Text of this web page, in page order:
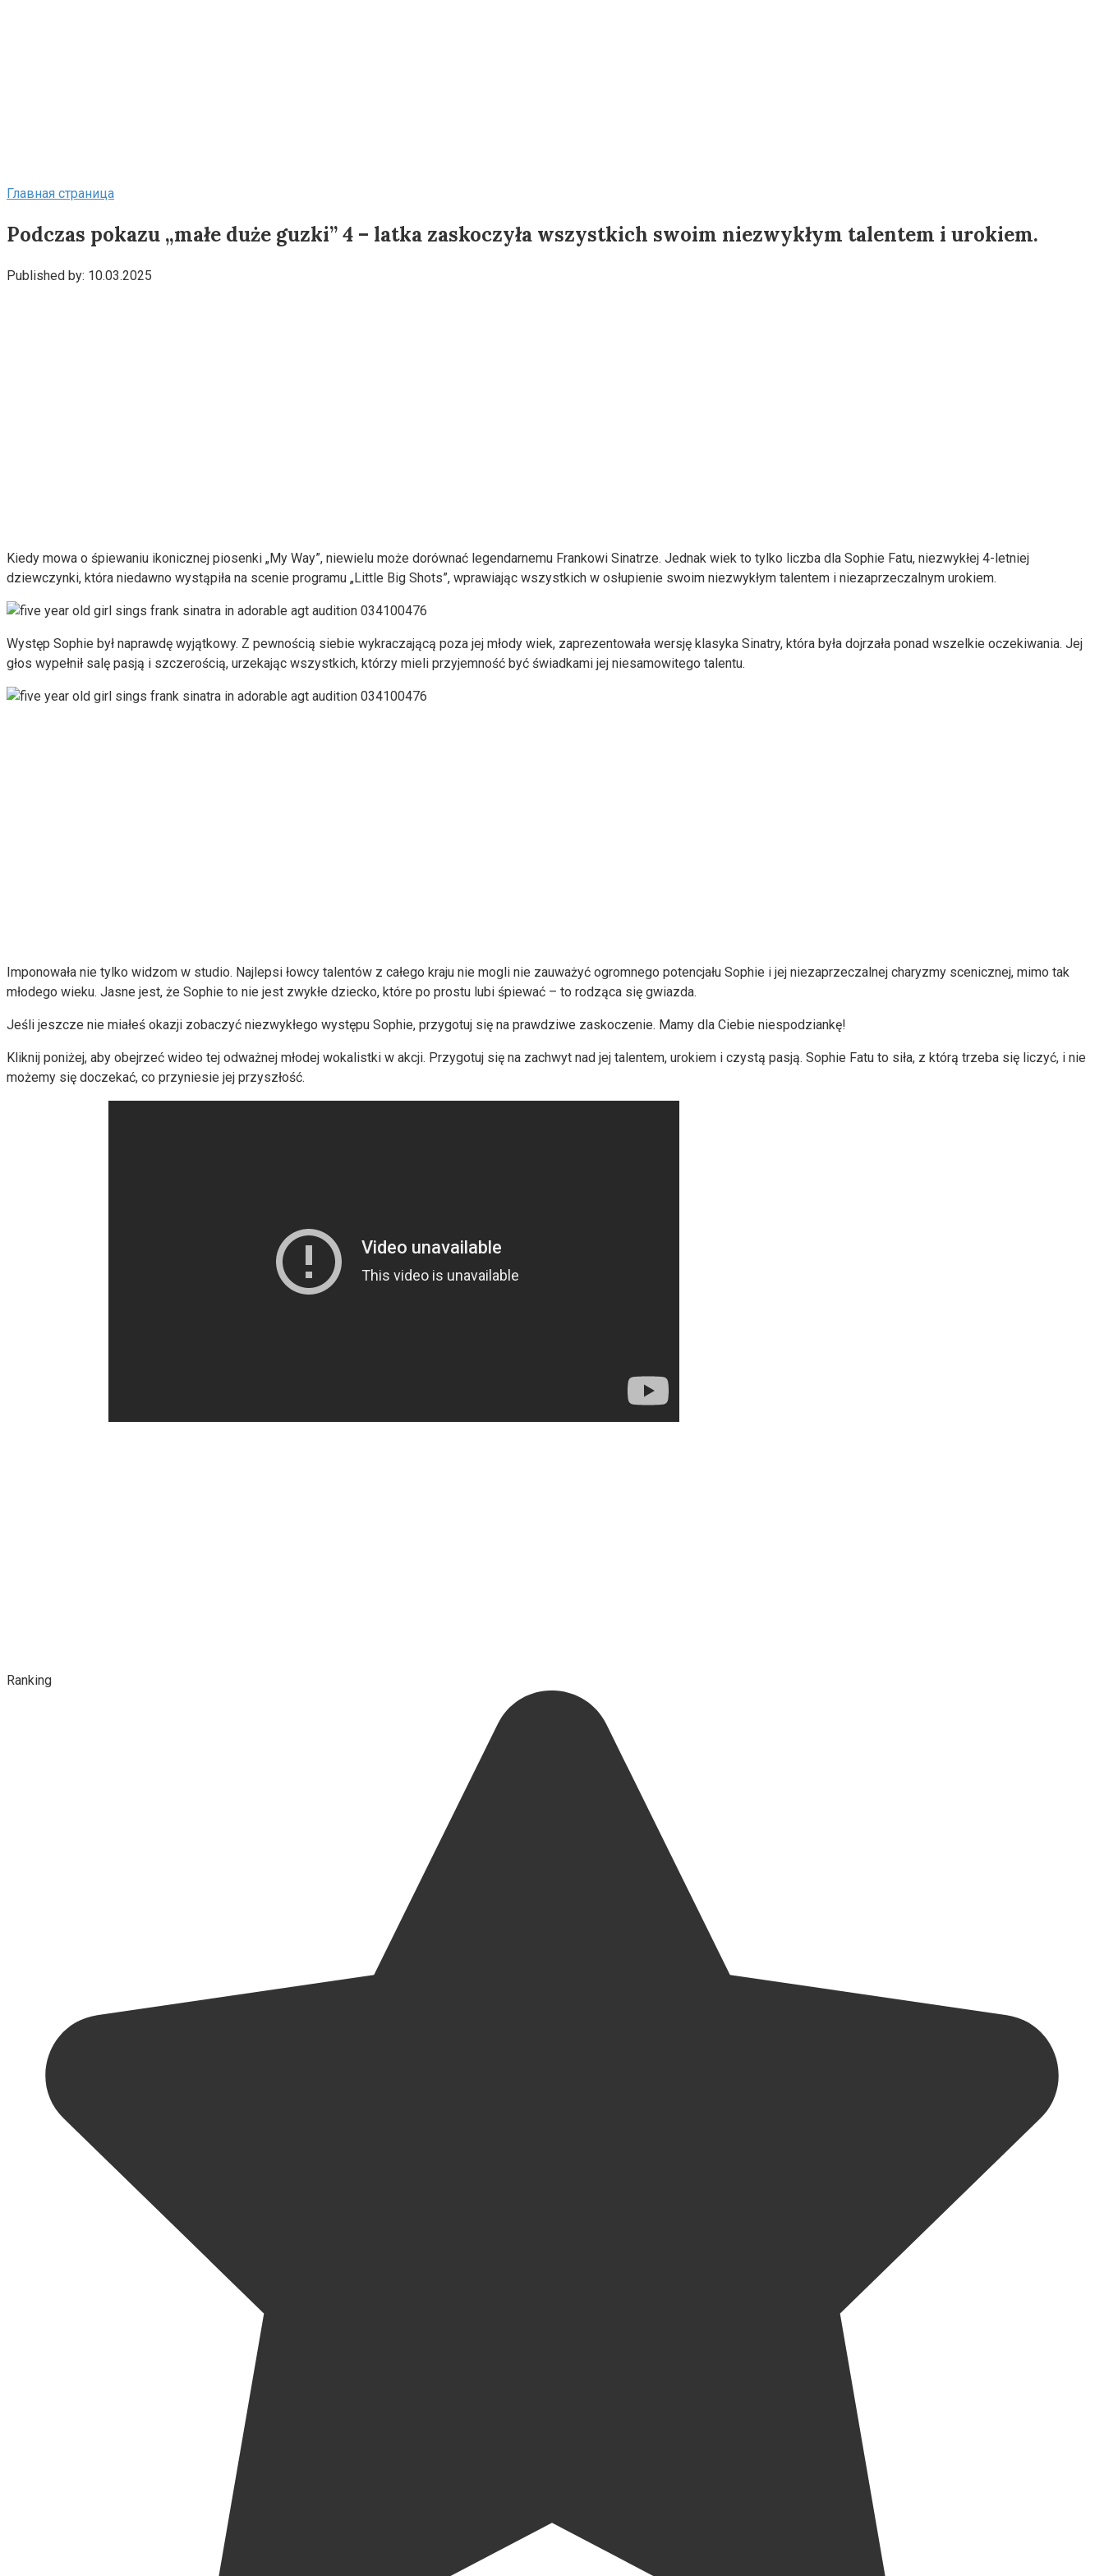
Главная страница
Podczas pokazu „małe duże guzki” 4 – latka zaskoczyła wszystkich swoim niezwykłym talentem i urokiem.
Published by: 10.03.2025
Kiedy mowa o śpiewaniu ikonicznej piosenki „My Way”, niewielu może dorównać legendarnemu Frankowi Sinatrze. Jednak wiek to tylko liczba dla Sophie Fatu, niezwykłej 4-letniej
dziewczynki, która niedawno wystąpiła na scenie programu „Little Big Shots”, wprawiając wszystkich w osłupienie swoim niezwykłym talentem i niezaprzeczalnym urokiem.
Występ Sophie był naprawdę wyjątkowy. Z pewnością siebie wykraczającą poza jej młody wiek, zaprezentowała wersję klasyka Sinatry, która była dojrzała ponad wszelkie oczekiwania. Jej
głos wypełnił salę pasją i szczerością, urzekając wszystkich, którzy mieli przyjemność być świadkami jej niesamowitego talentu.
Imponowała nie tylko widzom w studio. Najlepsi łowcy talentów z całego kraju nie mogli nie zauważyć ogromnego potencjału Sophie i jej niezaprzeczalnej charyzmy scenicznej, mimo tak
młodego wieku. Jasne jest, że Sophie to nie jest zwykłe dziecko, które po prostu lubi śpiewać – to rodząca się gwiazda.
Jeśli jeszcze nie miałeś okazji zobaczyć niezwykłego występu Sophie, przygotuj się na prawdziwe zaskoczenie. Mamy dla Ciebie niespodziankę!
Kliknij poniżej, aby obejrzeć wideo tej odważnej młodej wokalistki w akcji. Przygotuj się na zachwyt nad jej talentem, urokiem i czystą pasją. Sophie Fatu to siła, z którą trzeba się liczyć, i nie
możemy się doczekać, co przyniesie jej przyszłość.
Ranking